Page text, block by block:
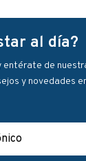
al día?
entérate de
y novedades